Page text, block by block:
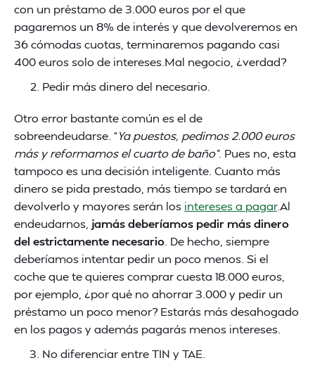
con un préstamo de 3.000 euros por el que
pagaremos un 8% de interés y que devolveremos en
36 cómodas cuotas, terminaremos pagando casi
400 euros solo de intereses.Mal negocio, ¿verdad?
Pedir más dinero del necesario.
Otro error bastante común es el de
sobreendeudarse. “Ya puestos, pedimos 2.000 euros
más y reformamos el cuarto de baño”. Pues no, esta
tampoco es una decisión inteligente. Cuanto más
dinero se pida prestado, más tiempo se tardará en
devolverlo y mayores serán los intereses a pagar.Al
endeudarnos, jamás deberíamos pedir más dinero
del estrictamente necesario. De hecho, siempre
deberíamos intentar pedir un poco menos. Si el
coche que te quieres comprar cuesta 18.000 euros,
por ejemplo, ¿por qué no ahorrar 3.000 y pedir un
préstamo un poco menor? Estarás más desahogado
en los pagos y además pagarás menos intereses.
No diferenciar entre TIN y TAE.